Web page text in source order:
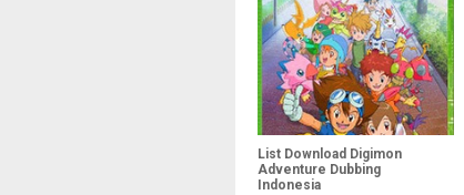
List Download Digimon
Adventure Dubbing
Indonesia